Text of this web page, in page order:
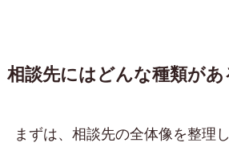
相談先にはどんな種類が
まずは、相談先の全体像を整理